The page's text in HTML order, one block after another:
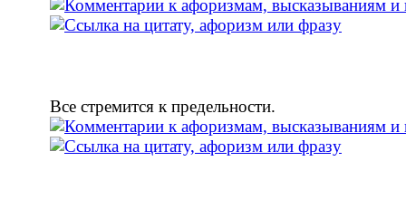
Все стремится к предельности.